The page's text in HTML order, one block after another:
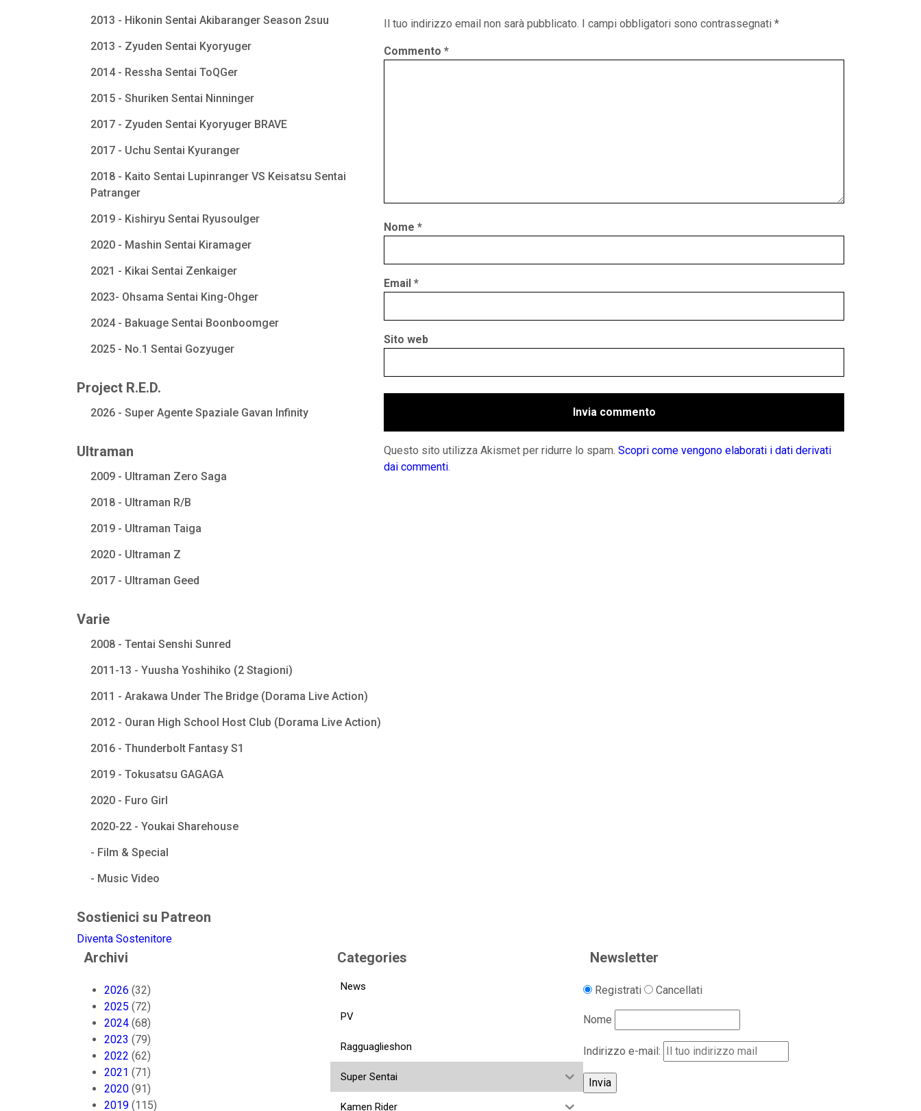
2013 - Hikonin Sentai Akibaranger Season 2suu
2013 - Zyuden Sentai Kyoryuger
2014 - Ressha Sentai ToQGer
2015 - Shuriken Sentai Ninninger
2017 - Zyuden Sentai Kyoryuger BRAVE
2017 - Uchu Sentai Kyuranger
2018 - Kaito Sentai Lupinranger VS Keisatsu Sentai
Patranger
2019 - Kishiryu Sentai Ryusoulger
2020 - Mashin Sentai Kiramager
2021 - Kikai Sentai Zenkaiger
2023- Ohsama Sentai King-Ohger
2024 - Bakuage Sentai Boonboomger
2025 - No.1 Sentai Gozyuger
Project R.E.D.
2026 - Super Agente Spaziale Gavan Infinity
Ultraman
2009 - Ultraman Zero Saga
2018 - Ultraman R/B
2019 - Ultraman Taiga
2020 - Ultraman Z
2017 - Ultraman Geed
Varie
2008 - Tentai Senshi Sunred
2011-13 - Yuusha Yoshihiko (2 Stagioni)
2011 - Arakawa Under The Bridge (Dorama Live Action)
2012 - Ouran High School Host Club (Dorama Live Action)
2016 - Thunderbolt Fantasy S1
2019 - Tokusatsu GAGAGA
2020 - Furo Girl
2020-22 - Youkai Sharehouse
- Film & Special
- Music Video
Sostienici su Patreon
Diventa Sostenitore
Il tuo indirizzo email non sarà pubblicato. I campi obbligatori sono contrassegnati *
Commento *
Nome *
Email *
Sito web
Questo sito utilizza Akismet per ridurre lo spam. Scopri come vengono elaborati i dati derivati
dai commenti.
Archivi
2026 (32)
2025 (72)
2024 (68)
2023 (79)
2022 (62)
2021 (71)
2020 (91)
2019 (115)
Categories
News
PV
Ragguaglieshon
Super Sentai
Kamen Rider
Newsletter
Registrati Cancellati
Nome
Indirizzo e-mail: